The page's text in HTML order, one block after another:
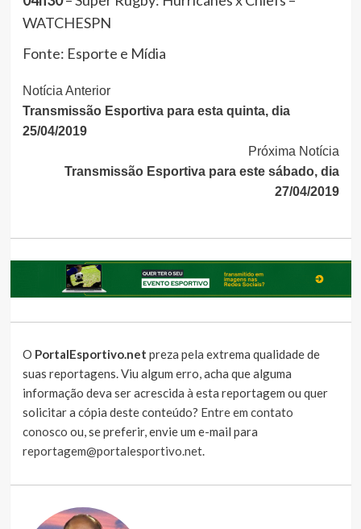
WATCHESPN
Fonte: Esporte e Mídia
Continue
Lendo
Notícia Anterior
Transmissão Esportiva para esta quinta, dia
25/04/2019
Próxima Notícia
Transmissão Esportiva para este sábado, dia
27/04/2019
O PortalEsportivo.net preza pela extrema qualidade de
suas reportagens. Viu algum erro, acha que alguma
informação deva ser acrescida à esta reportagem ou quer
solicitar a cópia deste conteúdo? Entre em contato
conosco ou, se preferir, envie um e-mail para
reportagem@portalesportivo.net.